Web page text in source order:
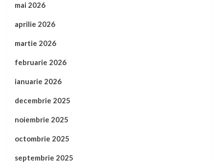
mai 2026
aprilie 2026
martie 2026
februarie 2026
ianuarie 2026
decembrie 2025
noiembrie 2025
octombrie 2025
septembrie 2025